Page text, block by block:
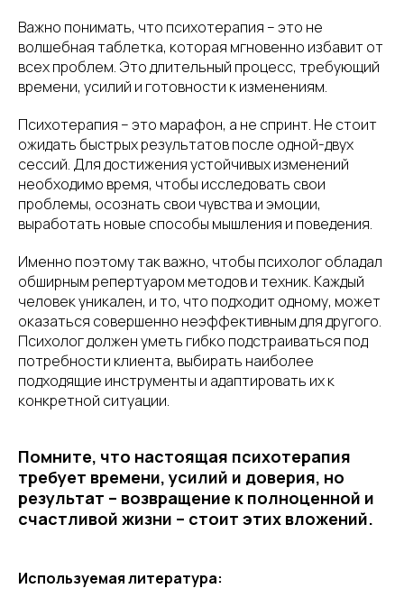
Важно понимать, что психотерапия – это не
волшебная таблетка, которая мгновенно избавит от
всех проблем. Это длительный процесс, требующий
времени, усилий и готовности к изменениям.
Психотерапия – это марафон, а не спринт. Не стоит
ожидать быстрых результатов после одной-двух
сессий. Для достижения устойчивых изменений
необходимо время, чтобы исследовать свои
проблемы, осознать свои чувства и эмоции,
выработать новые способы мышления и поведения.
Именно поэтому так важно, чтобы психолог обладал
обширным репертуаром методов и техник. Каждый
человек уникален, и то, что подходит одному, может
оказаться совершенно неэффективным для другого.
Психолог должен уметь гибко подстраиваться под
потребности клиента, выбирать наиболее
подходящие инструменты и адаптировать их к
конкретной ситуации.
Помните, что настоящая психотерапия
требует времени, усилий и доверия, но
результат – возвращение к полноценной и
счастливой жизни – стоит этих вложений.
Используемая литература: